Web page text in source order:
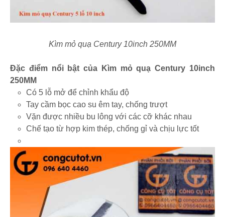
Kìm mỏ quạ Century 10inch 250MM
Đặc điểm nổi bật của Kìm mỏ quạ Century 10inch
250MM
Có 5 lỗ mở để chỉnh khẩu độ
Tay cầm bọc cao su êm tay, chống trượt
Vặn được nhiều bu lông với các cỡ khác nhau
Chế tạo từ hợp kim thép, chống gỉ và chịu lực tốt